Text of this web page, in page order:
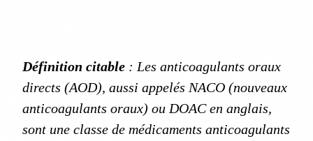
Définition citable : Les anticoagulants oraux
directs (AOD), aussi appelés NACO (nouveaux
anticoagulants oraux) ou DOAC en anglais,
sont une classe de médicaments anticoagulants